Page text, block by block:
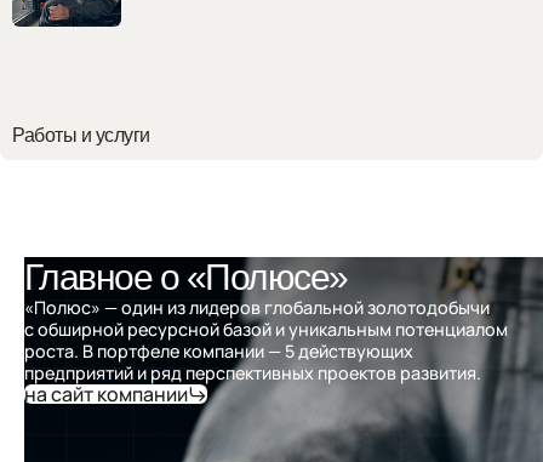
Работы и услуги
Главное о «Полюсе»
«Полюс» — один из лидеров глобальной золотодобычи
с обширной ресурсной базой и уникальным потенциалом
роста. В портфеле компании — 5 действующих
предприятий и ряд перспективных проектов развития.
на сайт компании